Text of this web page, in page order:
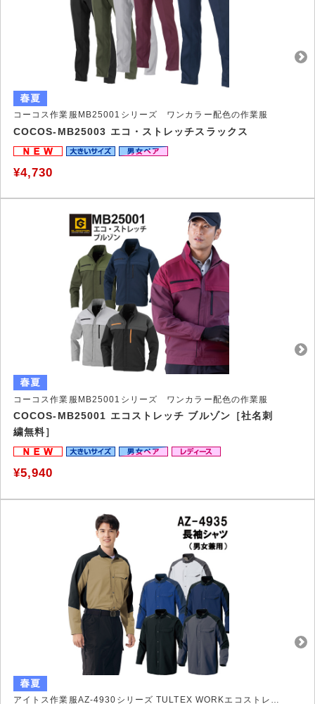
コーコス作業服MB25001シリーズ ワンカラー配色の作業服
COCOS-MB25003 エコ・ストレッチスラックス
¥4,730
コーコス作業服MB25001シリーズ ワンカラー配色の作業服
COCOS-MB25001 エコストレッチ ブルゾン［社名刺
繍無料］
¥5,940
アイトス作業服AZ-4930シリーズ TULTEX WORKエコストレッチ裏綿作業服